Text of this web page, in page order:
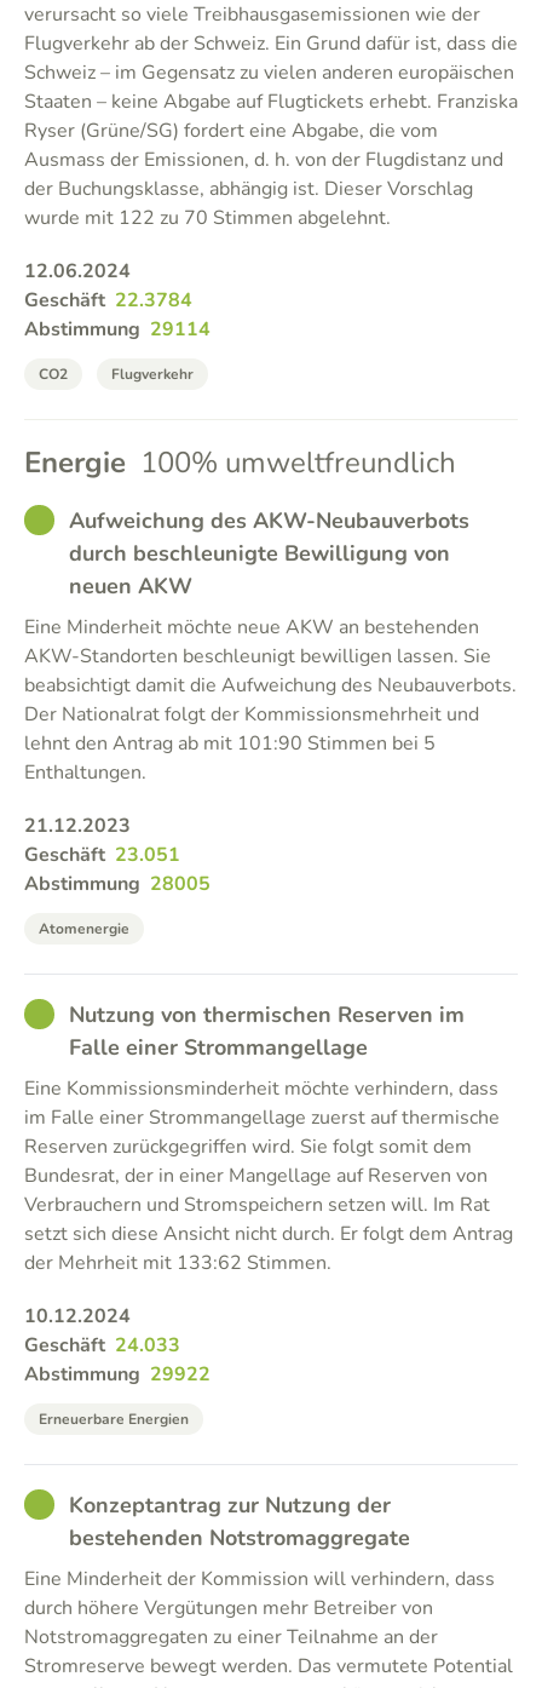
verursacht so viele Treibhausgasemissionen wie der
Flugverkehr ab der Schweiz. Ein Grund dafür ist, dass die
Schweiz – im Gegensatz zu vielen anderen europäischen
Staaten – keine Abgabe auf Flugtickets erhebt. Franziska
Ryser (Grüne/SG) fordert eine Abgabe, die vom
Ausmass der Emissionen, d. h. von der Flugdistanz und
der Buchungsklasse, abhängig ist. Dieser Vorschlag
wurde mit 122 zu 70 Stimmen abgelehnt.
12.06.2024
Geschäft 22.3784
Abstimmung 29114
CO2 Flugverkehr
Energie 100% umweltfreundlich
GOODAufweichung des AKW-Neubauverbots
durch beschleunigte Bewilligung von
neuen AKW
Eine Minderheit möchte neue AKW an bestehenden
AKW-Standorten beschleunigt bewilligen lassen. Sie
beabsichtigt damit die Aufweichung des Neubauverbots.
Der Nationalrat folgt der Kommissionsmehrheit und
lehnt den Antrag ab mit 101:90 Stimmen bei 5
Enthaltungen.
21.12.2023
Geschäft 23.051
Abstimmung 28005
Atomenergie
GOODNutzung von thermischen Reserven im
Falle einer Strommangellage
Eine Kommissionsminderheit möchte verhindern, dass
im Falle einer Strommangellage zuerst auf thermische
Reserven zurückgegriffen wird. Sie folgt somit dem
Bundesrat, der in einer Mangellage auf Reserven von
Verbrauchern und Stromspeichern setzen will. Im Rat
setzt sich diese Ansicht nicht durch. Er folgt dem Antrag
der Mehrheit mit 133:62 Stimmen.
10.12.2024
Geschäft 24.033
Abstimmung 29922
Erneuerbare Energien
GOODKonzeptantrag zur Nutzung der
bestehenden Notstromaggregate
Eine Minderheit der Kommission will verhindern, dass
durch höhere Vergütungen mehr Betreiber von
Notstromaggregaten zu einer Teilnahme an der
Stromreserve bewegt werden. Das vermutete Potential